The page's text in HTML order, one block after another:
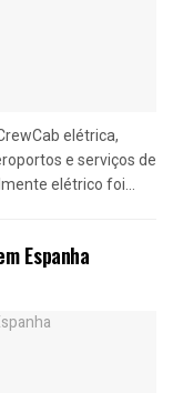
elétrica,
e serviços de
elétrico foi...
Espanha